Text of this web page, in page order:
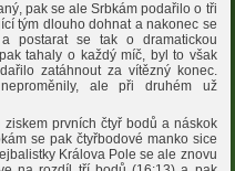
pak se ale Srbkám podařilo o tři
tým dlouho dohnat a nakonec se
postarat se tak o dramatickou
tahaly o každý míč, byl to však
zatáhnout za vítězný konec.
ale při druhém už
prvních čtyř bodů a náskok
se pak čtyřbodové manko sice
Králova Pole se ale znovu